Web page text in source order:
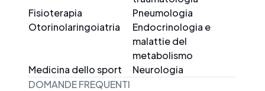
Fisioterapia
Pneumologia
Otorinolaringoiatria
Endocrinologia e
malattie del
metabolismo
Medicina dello sport
Neurologia
DOMANDE FREQUENTI